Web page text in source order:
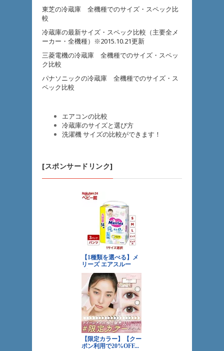
東芝の冷蔵庫 全機種でのサイズ・スペック比
較
冷蔵庫の最新サイズ・スペック比較（主要全メ
ーカー・全機種）※2015.10.21更新
三菱電機の冷蔵庫 全機種でのサイズ・スペッ
ク比較
パナソニックの冷蔵庫 全機種でのサイズ・ス
ペック比較
エアコンの比較
冷蔵庫のサイズと選び方
洗濯機 サイズの比較ができます！
[スポンサードリンク]